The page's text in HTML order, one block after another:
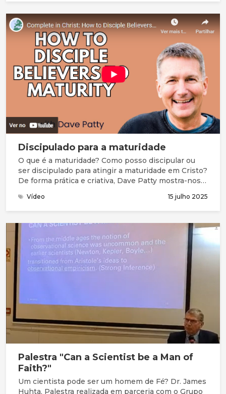
Discipulado para a maturidade
O que é a maturidade? Como posso discipular ou
ser discipulado para atingir a maturidade em Cristo?
De forma prática e criativa, Dave Patty mostra-nos
Vídeo 15 julho 2025
Palestra "Can a Scientist be a Man of
Faith?"
Um cientista pode ser um homem de Fé? Dr. James
Huhta. Palestra realizada em parceria com o Grupo